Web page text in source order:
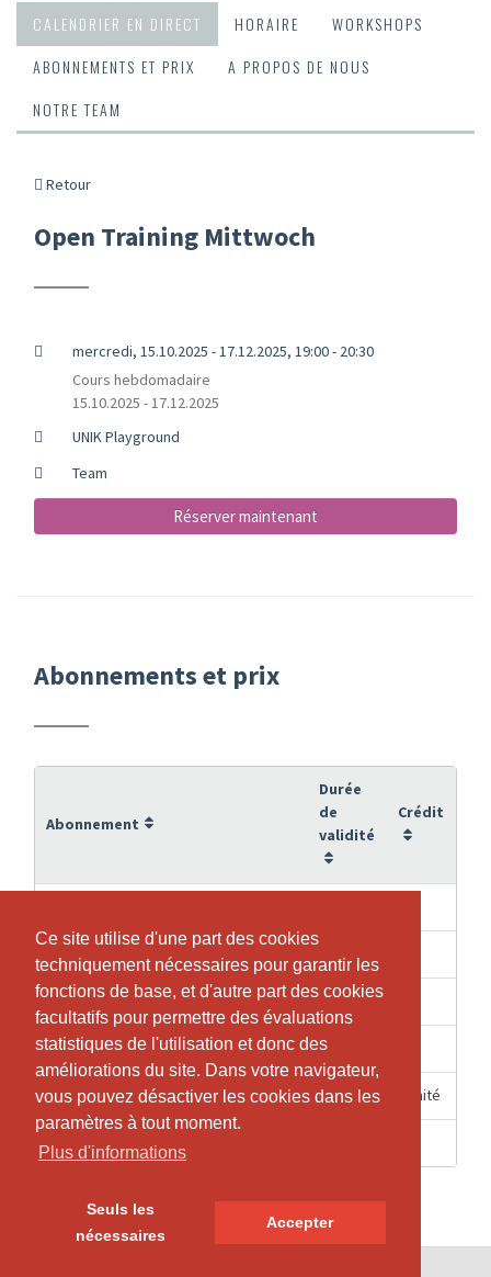
Ce site utilise d'une part des cookies
techniquement nécessaires pour garantir les
fonctions de base, et d'autre part des cookies
facultatifs pour permettre des évaluations
statistiques de l'utilisation et donc des
améliorations du site. Dans votre navigateur,
vous pouvez désactiver les cookies dans les
paramètres à tout moment.
Plus d'informations
Seuls les
nécessaires
Accepter
Ce site utilise d'une part des cookies
techniquement nécessaires pour garantir les
fonctions de base, et d'autre part des cookies
facultatifs pour permettre des évaluations
statistiques de l'utilisation et donc des
améliorations du site. Dans votre navigateur,
vous pouvez désactiver les cookies dans les
paramètres à tout moment.
Plus d'informations
Seuls les
nécessaires
Accepter
CALENDRIER EN DIRECT HORAIRE
WORKSHOPS
ABONNEMENTS ET PRIX
A PROPOS DE NOUS
NOTRE TEAM
Retour
Open Training Mittwoch
mercredi, 15.10.2025 - 17.12.2025, 19:00 - 20:30
Cours hebdomadaire
15.10.2025 - 17.12.2025
UNIK Playground
Team
Réserver maintenant
Abonnements et prix
Abonnement
Durée
de
validité
Crédit
20er Kursabo 12 Mois
4er Kursabo 5 Mois
Einzeleintritt Kurse 5 Mois
Open Training Yearly 12 Mois Illimité
Schnupperkurs